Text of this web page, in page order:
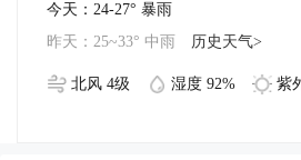
今天：24-27° 暴雨
昨天：25~33° 中雨
历史天气>
北风 4级 湿度 92% 紫